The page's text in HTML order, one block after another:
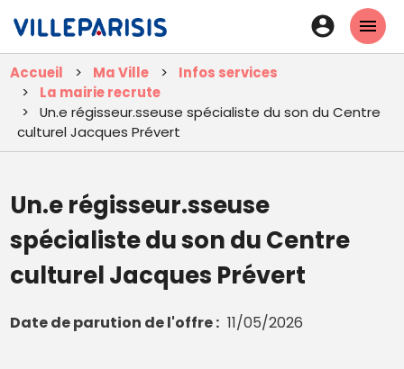
contenu
principal
En-
tête
Accueil Ma Ville
Infos services
La mairie recrute
Un.e régisseur.sseuse spécialiste du son du Centre
culturel Jacques Prévert
Un.e régisseur.sseuse
spécialiste du son du Centre
culturel Jacques Prévert
Date de parution de l'offre 11/05/2026